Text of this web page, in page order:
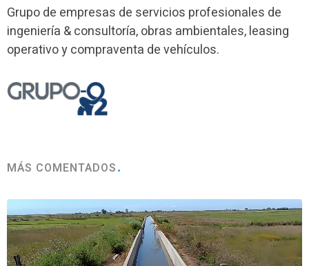
Grupo de empresas de servicios profesionales de
ingeniería & consultoría, obras ambientales, leasing
operativo y compraventa de vehículos.
MÁS COMENTADOS